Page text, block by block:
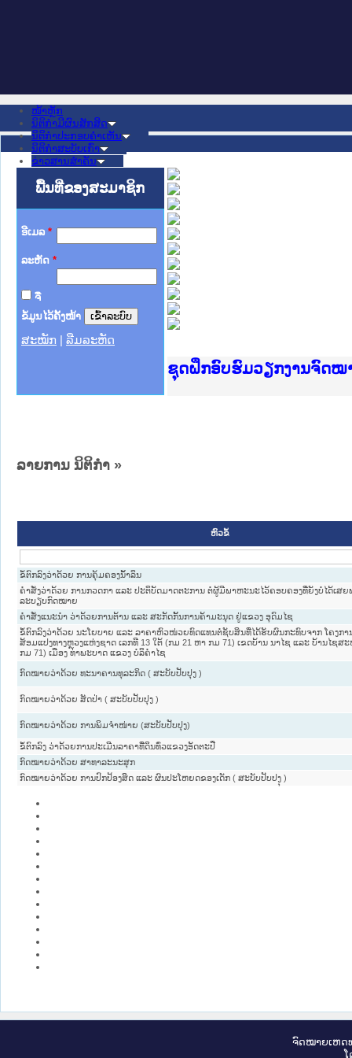
ໜ້າຫຼັກ
ນິຕິກໍາມີຜົນສັກສິດ
ນິຕິກໍາປະກອບຄໍາເຫັນ
ນິຕິກໍາສະບັບເກົ່າ
ຂ່າວສານສໍາຄັນ
ຕິດຕໍ່ພວກເຮົາ
ກ່ຽວກັບພວກເຮົາ
ຊ່ວຍເຫຼືອ
ພື້ນທີ່ຂອງສະມາຊິກ
ອີເມລ *
ລະຫັດ *
ຈື່
ຂໍ້ມູນໄວ້ຄັ້ງໜ້າ
ສະໝັກ ລືມລະຫັດ
Ministry of Justice Lao
ເຜີຍແຜ່ວັບໄຊຈົດໝາຍເຫດ
ກະຊວງຍຸຕິທຳ
ຊຸດຝຶກອົບຮົມວຽກງານຈົດໝ
ກອງປະຊຸມທົບທວນຄືນການ
ຝຶກອົບຮົມ ຜູ່ປະສານງານວຽ
ຝຶກອົບຮົມ ຜູ່ປະສານງານວຽ
ເຜີຍແຜ່ແອັບກົດໝາຍລາວ
ເຜີຍແຜ່ແອັບກົດໝາຍລາວ ແ
ຍົກລະດັບວຽກງານຈົດໝາຍ
ຊຸດຝຶກອົບຮົມວຽກງານຈົດໝ
ລາຍການ ນິຕິກໍາ »
ຫົວຂໍ້
ຂໍ້ຕົກລົງວ່າດ້ວຍ ການຄຸ້ມຄອງນໍ້້ຳລິນ
ຄຳສັ່ງວ່າດ້ວຍ ການກວດກາ ແລະ ປະຕິບັດມາດຕະການ ຕໍ່ຜູ້ມີພາຫະນະໄວ້ຄອບຄອງທີ່ຍັງບໍ່ໄດ້ເສ
ລະບຽບກົດໝາຍ
ຄຳສັ່ງແນະນຳ ວ່າດ້ວຍການຕ້ານ ແລະ ສະກັດກັ້ນການຄ້າມະນຸດ ຢູ່ແຂວງ ອຸດົມໄຊ
ຂໍ້ຕົກລົງວ່າດ້ວຍ ນະໂຍບາຍ ແລະ ລາຄາຫົວໜ່ວຍທົດແທນຕໍ່ຊັບສິນທີ່ໄດ້ຮັບຜົນກະທົບຈາກ ໂຄງກາ
ສ້ອມແປງທາງຫຼວງແຫ່ງຊາດ ເລກທີ 13 ໃຕ້ (ກມ 21 ຫາ ກມ 71) ເຂດບ້ານ ນາໄຊ ແລະ ບ້ານໄຊສ
ກມ 71) ເມືອງ ທ່າພະບາດ ແຂວງ ບໍລິຄຳໄຊ
ກົດໝາຍວ່າດ້ວຍ ທະນາຄານທຸລະກິດ ( ສະບັບປັບປຸງ )
ກົດໝາຍວ່າດ້ວຍ ສັດປ່າ ( ສະບັບປັບປຸງ )
ກົດໝາຍວ່າດ້ວຍ ການພິມຈຳໜ່າຍ (ສະບັບປັບປຸງ)
ຂໍ້ຕົກລົງ ວ່າດ້ວຍການປະເມີນລາຄາທີ່ດິນທົ່ວແຂວງອັດຕະປື
ກົດໝາຍວ່າດ້ວຍ ສາທາລະນະສຸກ
ກົດໝາຍວ່າດ້ວຍ ການປົກປ້ອງສິດ ແລະ ຜົນປະໂຫຍດຂອງເດັກ ( ສະບັບປັບປງຸ )
ຈົດ​ໝາຍ​ເຫດ​